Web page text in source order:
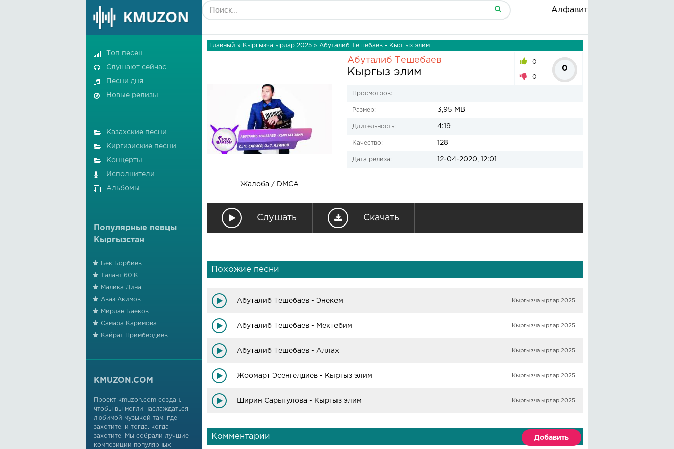
Алфавит
Главный » Кыргызча ырлар 2025 » Абуталиб Тешебаев - Кыргыз элим
Жалоба / DMCA
Абуталиб Тешебаев
Кыргыз элим
0
0
0
Просмотров:
Размер: 3,95 MB
Длительность: 4:19
Качество: 128
Дата релиза: 12-04-2020, 12:01
Слушать Скачать
Похожие песни
Абуталиб Тешебаев - Энекем Кыргызча ырлар 2025
Абуталиб Тешебаев - Мектебим Кыргызча ырлар 2025
Абуталиб Тешебаев - Аллах Кыргызча ырлар 2025
Жоомарт Эсенгелдиев - Кыргыз элим Кыргызча ырлар 2025
Ширин Сарыгулова - Кыргыз элим Кыргызча ырлар 2025
Комментарии Добавить
Топ песен
Слушают сейчас
Песни дня
Новые релизы
Казахские песни
Киргизиские песни
Концерты
Исполнители
Альбомы
Популярные певцы
Кыргызстан
Бек Борбиев
Талант 60'К
Малика Дина
Аваз Акимов
Мирлан Баеков
Самара Каримова
Кайрат Примбердиев
KMUZON.COM
Проект kmuzon.com создан,
чтобы вы могли наслаждаться
любимой музыкой там, где
захотите, и тогда, когда
захотите. Мы собрали лучшие
композиции популярных